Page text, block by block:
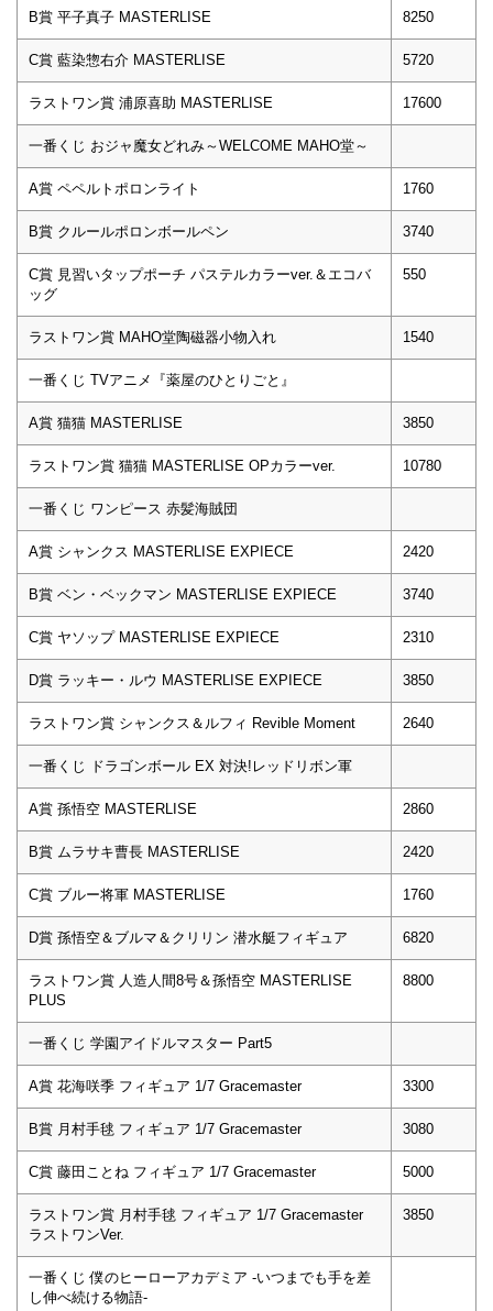
B賞 平子真子 MASTERLISE 8250
C賞 藍染惣右介 MASTERLISE 5720
ラストワン賞 浦原喜助 MASTERLISE 17600
一番くじ おジャ魔女どれみ～WELCOME MAHO堂～
A賞 ペペルトポロンライト 1760
B賞 クルールポロンボールペン 3740
C賞 見習いタップポーチ パステルカラーver.＆エコバ
ッグ
550
ラストワン賞 MAHO堂陶磁器小物入れ 1540
一番くじ TVアニメ『薬屋のひとりごと』
A賞 猫猫 MASTERLISE 3850
ラストワン賞 猫猫 MASTERLISE OPカラーver. 10780
一番くじ ワンピース 赤髪海賊団
A賞 シャンクス MASTERLISE EXPIECE 2420
B賞 ベン・ベックマン MASTERLISE EXPIECE 3740
C賞 ヤソップ MASTERLISE EXPIECE 2310
D賞 ラッキー・ルウ MASTERLISE EXPIECE 3850
ラストワン賞 シャンクス＆ルフィ Revible Moment 2640
一番くじ ドラゴンボール EX 対決!レッドリボン軍
A賞 孫悟空 MASTERLISE 2860
B賞 ムラサキ曹長 MASTERLISE 2420
C賞 ブルー将軍 MASTERLISE 1760
D賞 孫悟空＆ブルマ＆クリリン 潜水艇フィギュア 6820
ラストワン賞 人造人間8号＆孫悟空 MASTERLISE
PLUS
8800
一番くじ 学園アイドルマスター Part5
A賞 花海咲季 フィギュア 1/7 Gracemaster 3300
B賞 月村手毬 フィギュア 1/7 Gracemaster 3080
C賞 藤田ことね フィギュア 1/7 Gracemaster 5000
ラストワン賞 月村手毬 フィギュア 1/7 Gracemaster
ラストワンVer.
3850
一番くじ 僕のヒーローアカデミア -いつまでも手を差
し伸べ続ける物語-